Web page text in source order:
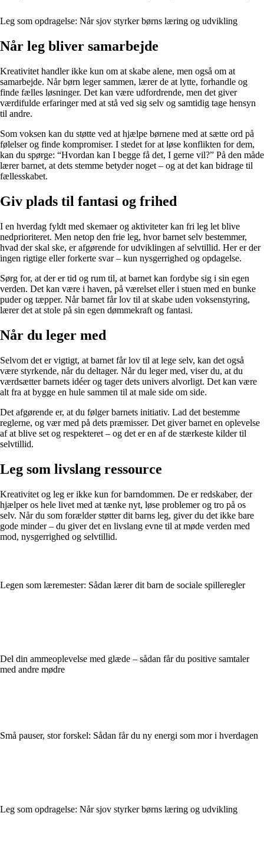
Leg som opdragelse: Når sjov styrker børns læring og udvikling
Når leg bliver samarbejde
Kreativitet handler ikke kun om at skabe alene, men også om at
samarbejde. Når børn leger sammen, lærer de at lytte, forhandle og
finde fælles løsninger. Det kan være udfordrende, men det giver
værdifulde erfaringer med at stå ved sig selv og samtidig tage hensyn
til andre.
Som voksen kan du støtte ved at hjælpe børnene med at sætte ord på
følelser og finde kompromiser. I stedet for at løse konflikten for dem,
kan du spørge: “Hvordan kan I begge få det, I gerne vil?” På den måde
lærer barnet, at dets stemme betyder noget – og at det kan bidrage til
fællesskabet.
Giv plads til fantasi og frihed
I en hverdag fyldt med skemaer og aktiviteter kan fri leg let blive
nedprioriteret. Men netop den frie leg, hvor barnet selv bestemmer,
hvad der skal ske, er afgørende for udviklingen af selvtillid. Her er der
ingen rigtige eller forkerte svar – kun nysgerrighed og opdagelse.
Sørg for, at der er tid og rum til, at barnet kan fordybe sig i sin egen
verden. Det kan være i haven, på værelset eller i stuen med en bunke
puder og tæpper. Når barnet får lov til at skabe uden voksenstyring,
lærer det at stole på sin egen dømmekraft og fantasi.
Når du leger med
Selvom det er vigtigt, at barnet får lov til at lege selv, kan det også
være styrkende, når du deltager. Når du leger med, viser du, at du
værdsætter barnets idéer og tager dets univers alvorligt. Det kan være
alt fra at bygge en hule sammen til at male side om side.
Det afgørende er, at du følger barnets initiativ. Lad det bestemme
reglerne, og vær med på dets præmisser. Det giver barnet en oplevelse
af at blive set og respekteret – og det er en af de stærkeste kilder til
selvtillid.
Leg som livslang ressource
Kreativitet og leg er ikke kun for barndommen. De er redskaber, der
hjælper os hele livet med at tænke nyt, løse problemer og tro på os
selv. Når du som forælder støtter dit barns leg, giver du det ikke bare
gode minder – du giver det en livslang evne til at møde verden med
mod, nysgerrighed og selvtillid.
Legen som læremester: Sådan lærer dit barn de sociale spilleregler
Del din ammeoplevelse med glæde – sådan får du positive samtaler
med andre mødre
Små pauser, stor forskel: Sådan får du ny energi som mor i hverdagen
Leg som opdragelse: Når sjov styrker børns læring og udvikling